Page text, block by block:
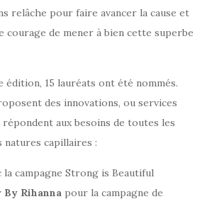
relâche pour faire avancer la cause et
courage de mener à bien cette superbe
15 lauréats ont été nommés.
des innovations, ou services
aux besoins de toutes les
natures capillaires :
la campagne Strong is Beautiful
By Rihanna pour la campagne de